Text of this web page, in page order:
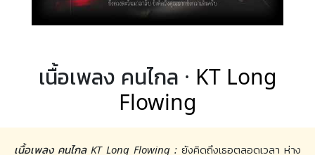
เนื้อเพลง คนไกล · KT Long
Flowing
เนื้อเพลง คนไกล KT Long Flowing : ยังคิดถึงเธอตลอดเวลา ห่าง